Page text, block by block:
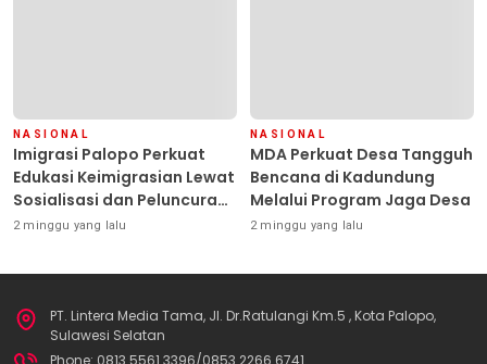
NASIONAL
Imigrasi Palopo Perkuat
Edukasi Keimigrasian Lewat
Sosialisasi dan Peluncuran
Inovasi Chatbot “IT CHIKA”
2 minggu yang lalu
NASIONAL
MDA Perkuat Desa Tangguh
Bencana di Kadundung
Melalui Program Jaga Desa
2 minggu yang lalu
PT. Lintera Media Tama, Jl. Dr.Ratulangi Km.5 , Kota Palopo,
Sulawesi Selatan
Phone: 0813 5561 3396/0853 2266 6741